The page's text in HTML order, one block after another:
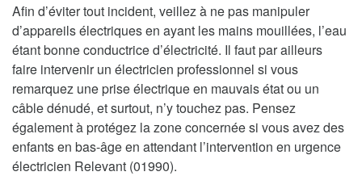
Afin d’éviter tout incident, veillez à ne pas manipuler
d’appareils électriques en ayant les mains mouillées, l’eau
étant bonne conductrice d’électricité. Il faut par ailleurs
faire intervenir un électricien professionnel si vous
remarquez une prise électrique en mauvais état ou un
câble dénudé, et surtout, n’y touchez pas. Pensez
également à protégez la zone concernée si vous avez des
enfants en bas-âge en attendant l’intervention en urgence
électricien Relevant (01990).